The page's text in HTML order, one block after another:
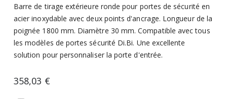
the
images
gallery
Barre de tirage extérieure ronde pour portes de sécurité en
acier inoxydable avec deux points d'ancrage. Longueur de la
poignée 1800 mm. Diamètre 30 mm. Compatible avec tous
les modèles de portes sécurité Di.Bi. Une excellente
solution pour personnaliser la porte d'entrée.
358,03 €